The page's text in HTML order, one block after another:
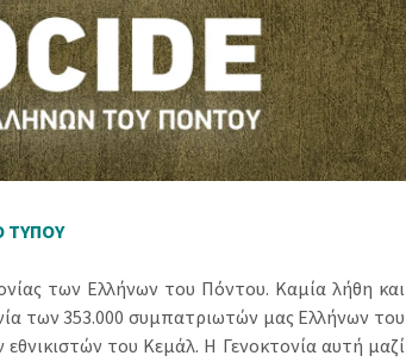
ΤΥΠΟΥ
των Ελλήνων του Πόντου. Καμία λήθη και
των 353.000 συμπατριωτών μας Ελλήνων του
του Κεμάλ. Η Γενοκτονία αυτή μαζί